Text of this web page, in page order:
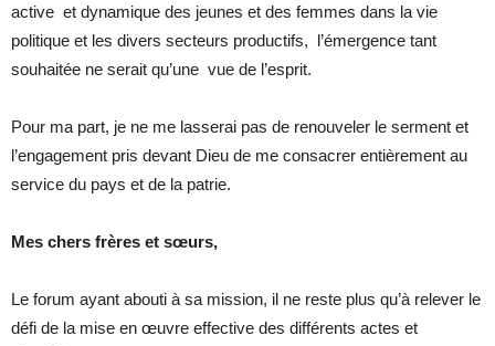
active et dynamique des jeunes et des femmes dans la vie
politique et les divers secteurs productifs, l’émergence tant
souhaitée ne serait qu’une vue de l’esprit.
Pour ma part, je ne me lasserai pas de renouveler le serment et
l’engagement pris devant Dieu de me consacrer entièrement au
service du pays et de la patrie.
Mes chers frères et sœurs,
Le forum ayant abouti à sa mission, il ne reste plus qu’à relever le
défi de la mise en œuvre effective des différents actes et